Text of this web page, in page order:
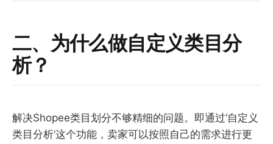
二、为什么做自定义类目分
析？
解决Shopee类目划分不够精细的问题。即通过‘自定义
类目分析’这个功能，卖家可以按照自己的需求进行更